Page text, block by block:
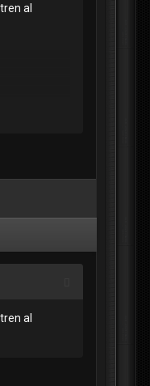
al
al